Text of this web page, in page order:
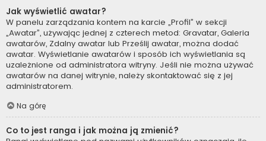
Jak wyświetlić awatar?
W panelu zarządzania kontem na karcie „Profil” w sekcji
„Awatar”, używając jednej z czterech metod: Gravatar, Galeria
awatarów, Zdalny awatar lub Prześlij awatar, można dodać
awatar. Wyświetlanie awatarów i sposób ich wyświetlania są
uzależnione od administratora witryny. Jeśli nie można używać
awatarów na danej witrynie, należy skontaktować się z jej
administratorem.
Na górę
Co to jest ranga i jak można ją zmienić?